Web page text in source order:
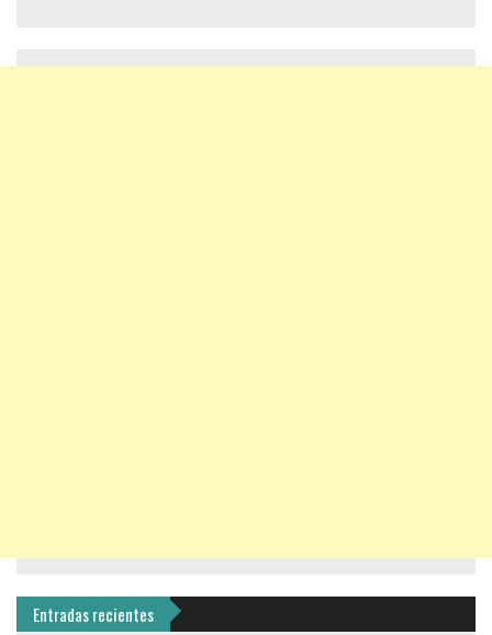
Entradas recientes